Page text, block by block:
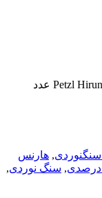
, هارنس
, سنگ نوردی,